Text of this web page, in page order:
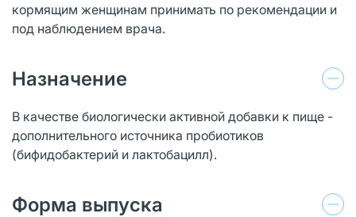
кормящим женщинам принимать по рекомендации и
под наблюдением врача.
Назначение
В качестве биологически активной добавки к пище -
дополнительного источника пробиотиков
(бифидобактерий и лактобацилл).
Форма выпуска